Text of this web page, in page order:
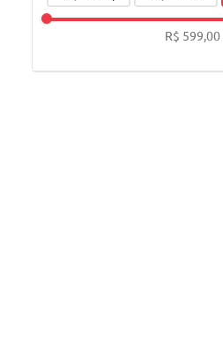
R$ 599,00